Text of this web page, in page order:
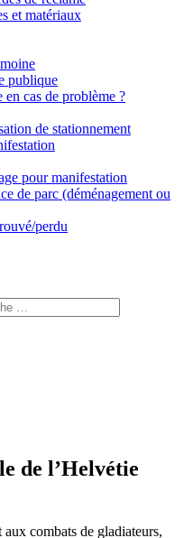
et matériaux
publique
en cas de problème ?
de stationnement
pour manifestation
de parc (déménagement ou
perdu
de l’Helvétie
aux combats de gladiateurs,